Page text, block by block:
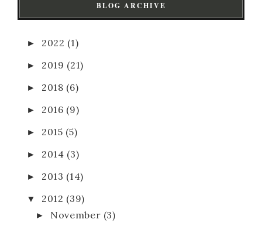
BLOG ARCHIVE
► 2022 (1)
► 2019 (21)
► 2018 (6)
► 2016 (9)
► 2015 (5)
► 2014 (3)
► 2013 (14)
▼ 2012 (39)
► November (3)